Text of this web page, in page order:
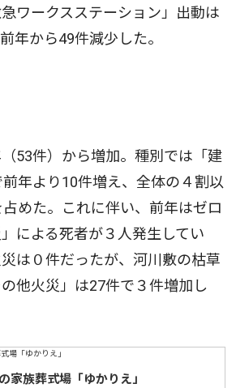
ワークスステーション」出動は
年から49件減少した。
53件）から増加。種別では「建
年より10件増え、全体の４割以
占めた。これに伴い、前年はゼロ
による死者が３人発生してい
は０件だったが、河川敷の枯草
他火災」は27件で３件増加し
家族葬式場「ゆかりえ」